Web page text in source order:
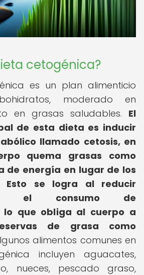
cetogénica?
es un plan alimenticio
moderado en
en grasas saludables. El
de esta dieta es inducir
llamado cetosis, en
quema grasas como
de energía en lugar de los
Esto se logra al reducir
el consumo de
lo que obliga al cuerpo a
de grasa como
alimentos comunes en
incluyen aguacates,
nueces, pescado graso,